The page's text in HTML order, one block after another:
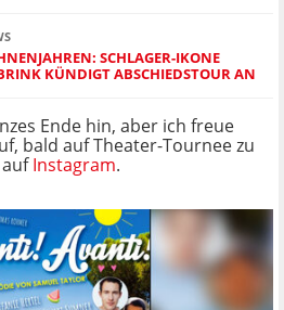
SCHLAGER-IKONE
KÜNDIGT ABSCHIEDSTOUR AN
Ende hin, aber ich freue
bald auf Theater-Tournee zu
Instagram.